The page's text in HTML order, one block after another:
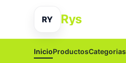
RY Rys
InicioProductosCategorias